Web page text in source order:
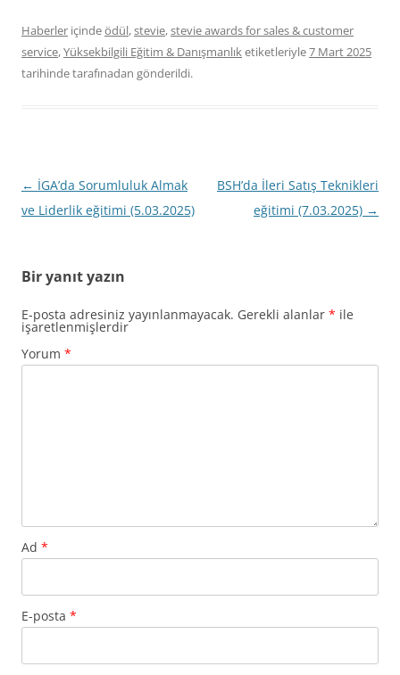
Haberler içindeödül,stevie,stevie awards for sales & customer
service,Yüksekbilgili Eğitim & Danışmanlıketiketleriyle7 Mart 2025
tarihindetarafınadan gönderildi.
Yazı
dolaşımı
← İGA’da Sorumluluk Almak
ve Liderlik eğitimi (5.03.2025)
BSH’da İleri Satış Teknikleri
eğitimi (7.03.2025) →
Bir yanıt yazın
E-posta adresiniz yayınlanmayacak. Gerekli alanlar * ile
işaretlenmişlerdir
Yorum *
Ad *
E-posta *